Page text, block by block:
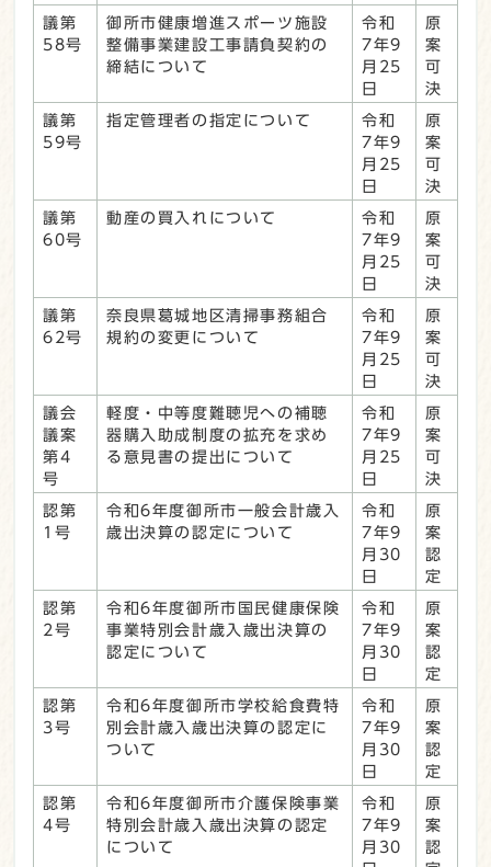
議第
58号
御所市健康増進スポーツ施設
整備事業建設工事請負契約の
締結について
令和
7年9
月25
日
原
案
可
決
議第
59号
指定管理者の指定について
令和
7年9
月25
日
原
案
可
決
議第
60号
動産の買入れについて
令和
7年9
月25
日
原
案
可
決
議第
62号
奈良県葛城地区清掃事務組合
規約の変更について
令和
7年9
月25
日
原
案
可
決
議会
議案
第4
号
軽度・中等度難聴児への補聴
器購入助成制度の拡充を求め
る意見書の提出について
令和
7年9
月25
日
原
案
可
決
認第
1号
令和6年度御所市一般会計歳入
歳出決算の認定について
令和
7年9
月30
日
原
案
認
定
認第
2号
令和6年度御所市国民健康保険
事業特別会計歳入歳出決算の
認定について
令和
7年9
月30
日
原
案
認
定
認第
3号
令和6年度御所市学校給食費特
別会計歳入歳出決算の認定に
ついて
令和
7年9
月30
日
原
案
認
定
認第
4号
令和6年度御所市介護保険事業
特別会計歳入歳出決算の認定
について
令和
7年9
月30
原
案
認